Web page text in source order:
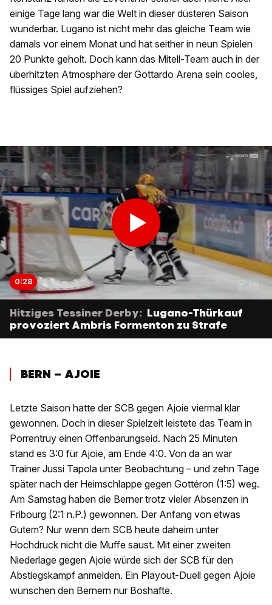
einige Tage lang war die Welt in dieser düsteren Saison
wunderbar. Lugano ist nicht mehr das gleiche Team wie
damals vor einem Monat und hat seither in neun Spielen
20 Punkte geholt. Doch kann das Mitell-Team auch in der
überhitzten Atmosphäre der Gottardo Arena sein cooles,
flüssiges Spiel aufziehen?
0:28
Hitziges Tessiner Derby: Lugano-Thürkauf
provoziert Ambris Formenton zu Strafe
BERN – AJOIE
Letzte Saison hatte der SCB gegen Ajoie viermal klar
gewonnen. Doch in dieser Spielzeit leistete das Team in
Porrentruy einen Offenbarungseid. Nach 25 Minuten
stand es 3:0 für Ajoie, am Ende 4:0. Von da an war
Trainer Jussi Tapola unter Beobachtung – und zehn Tage
später nach der Heimschlappe gegen Gottéron (1:5) weg.
Am Samstag haben die Berner trotz vieler Absenzen in
Fribourg (2:1 n.P.) gewonnen. Der Anfang von etwas
Gutem? Nur wenn dem SCB heute daheim unter
Hochdruck nicht die Muffe saust. Mit einer zweiten
Niederlage gegen Ajoie würde sich der SCB für den
Abstiegskampf anmelden. Ein Playout-Duell gegen Ajoie
wünschen den Bernern nur Boshafte.